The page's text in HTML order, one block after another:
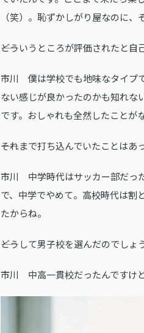
（笑）。恥ずかしがり屋なのに、
――どういうところが評価されたと自
市川 僕は学校でも地味なタイプ
ない感じが良かったのかも知れな
です。おしゃれも全然したことが
――それまで打ち込んでいたことはあ
市川 中学時代はサッカー部だっ
で、中学でやめて。高校時代は割
たからね。
――どうして男子校を選んだのでしょ
市川 中高一貫校だったんですけ